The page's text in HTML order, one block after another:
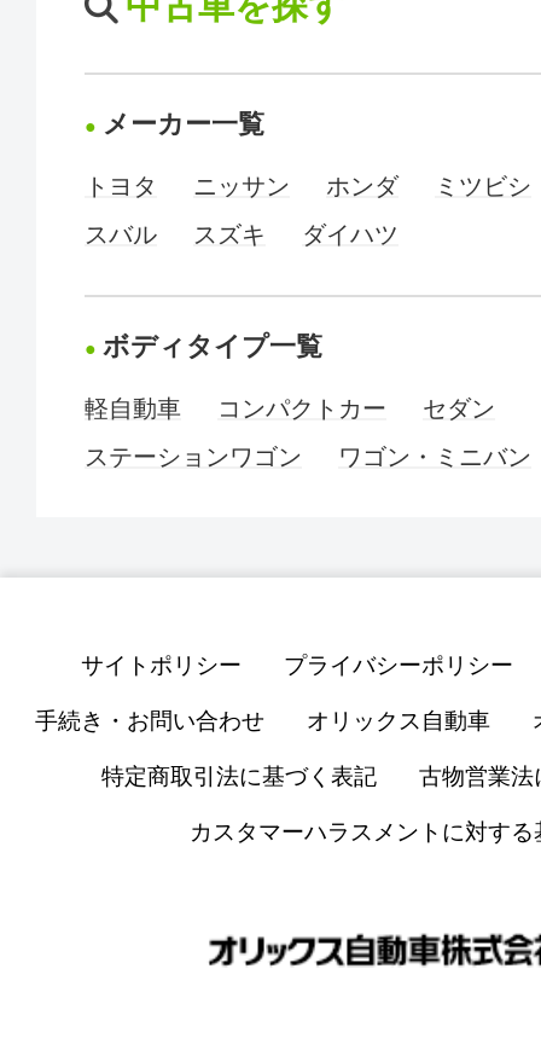
メーカー一覧
トヨタ ニッサン ホンダ
ミツビシ
スバル
スズキ ダイハツ
ボディタイプ一覧
軽自動車 コンパクトカー
セダン
ステーションワゴン
ワゴン・ミニバン
サイトポリシー プライバシーポリシー
手続き・お問い合わせ オリックス自動車
特定商取引法に基づく表記 古物営業法
カスタマーハラスメントに対する